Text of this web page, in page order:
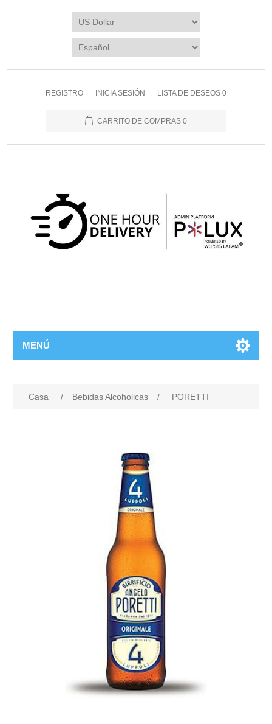
REGISTRO INICIA SESIÓN LISTA DE DESEOS 0
CARRITO DE COMPRAS 0
MENÚ
Casa / Bebidas Alcoholicas / PORETTI